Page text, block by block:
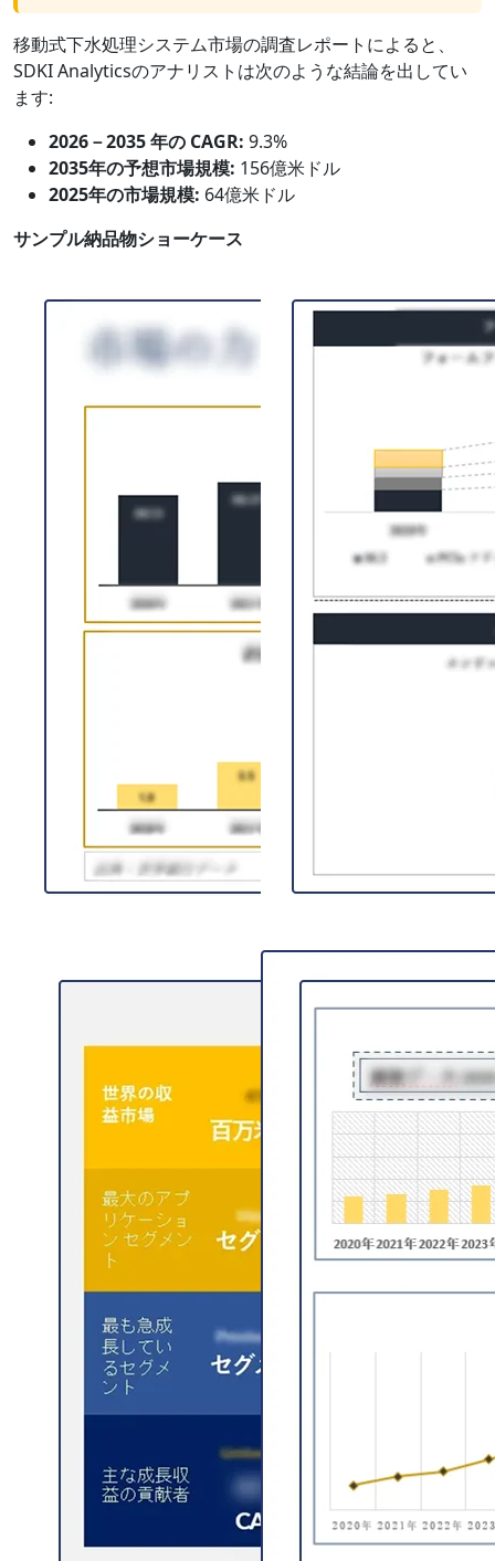
移動式下水処理システム市場の調査レポートによると、
SDKI Analyticsのアナリストは次のような結論を出してい
ます:
2026－2035 年の CAGR: 9.3%
2035年の予想市場規模: 156億米ドル
2025年の市場規模: 64億米ドル
サンプル納品物ショーケース